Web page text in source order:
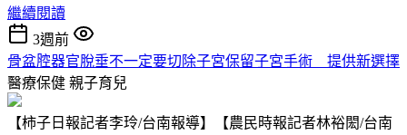
繼續閱讀
3週前
骨盆腔器官脫垂不一定要切除子宮保留子宮手術 提供新選擇
醫療保健 親子育兒
【柿子日報記者李玲/台南報導】【農民時報記者林裕閎/台南